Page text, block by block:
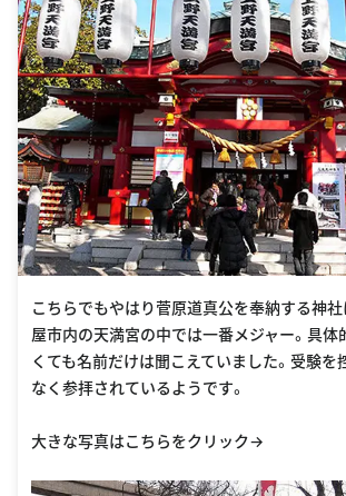
こちらでもやはり菅原道真公を奉納する神
屋市内の天満宮の中では一番メジャー。具体
くても名前だけは聞こえていました。受験を
なく参拝されているようです。
大きな写真はこちらをクリック→